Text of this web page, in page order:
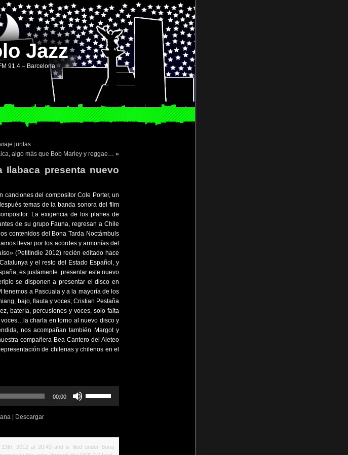
Jazz
91.4 – Barcelona
juntas…
algo más que Bob Marley y reggae… »
Ilabaca presenta nuevo
canciones del compositor Cole Porter, un
temas de la banda sonora del film
La exigencia de los planes de
de su grupo Fauna, regresan a Chile
contenidos del Bona Tarda Noctámbuls
llevar por los acordes y armonías del
(Petitindie 2012) recién editado hace
y el resto del Estado Español, y
es justamente presentar este nuevo
se disponen a presentar el disco en
a Pascuala y a la mayoría de los
bajo, flauta y voces; Cristian Pestaña
batería, percusiones y voces, solo falta
charla en torno al nuevo disco y
nos acompañan también Margot y
compañera Bea Cantero del Aleteo
de chilenas y chilenos en el
00:00
las
arriba/abajo
para
Descargar
2012 at 20:43 and is filed under Bona